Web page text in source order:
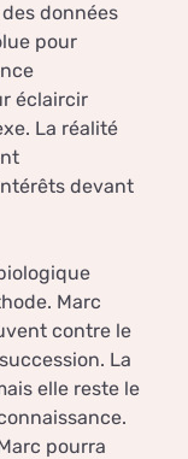
données
pour
éclaircir
La réalité
devant
Marc
contre le
La
elle reste le
pourra